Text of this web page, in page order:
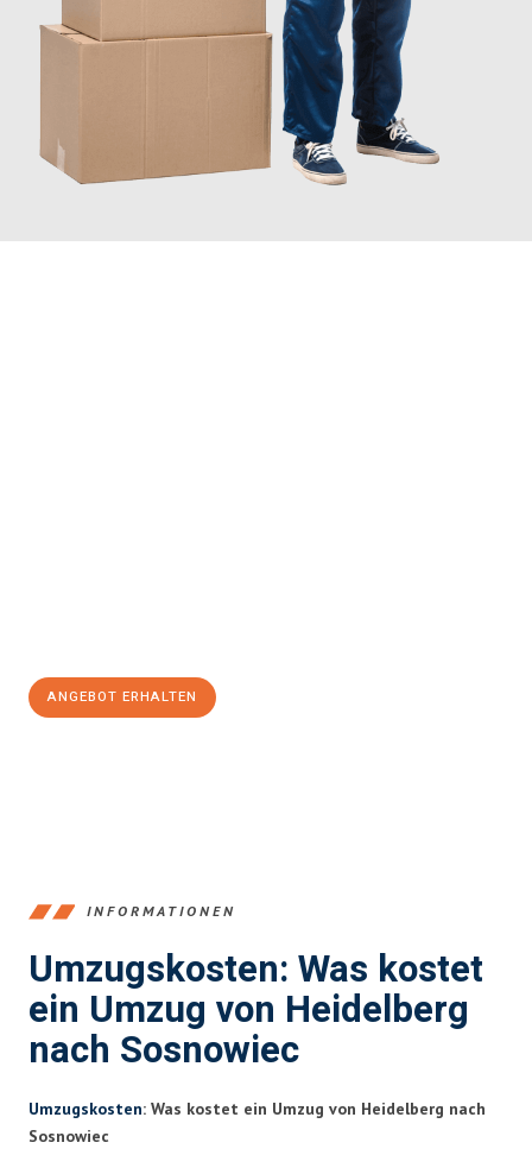
ANGEBOT ERHALTEN
INFORMATIONEN
Umzugskosten: Was kostet
ein Umzug von Heidelberg
nach Sosnowiec
Umzugskosten: Was kostet ein Umzug von Heidelberg nach
Sosnowiec